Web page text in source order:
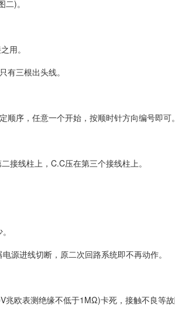
)。
用。
三根出头线。
序，任意一个开始，按顺时针方向编号即可。
接线柱上，C.C压在第三个接线柱上。
源进线切断，原二次回路系统即不再动作。
欧表测绝缘不低于1MΩ)卡死，接触不良等故